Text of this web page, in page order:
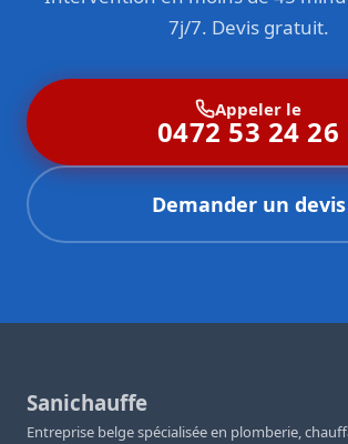
7j/7. Devis gratuit.
Appeler le
0472 53 24 26
Demander un devis
Sanichauffe
Entreprise belge spécialisée en plomberie,